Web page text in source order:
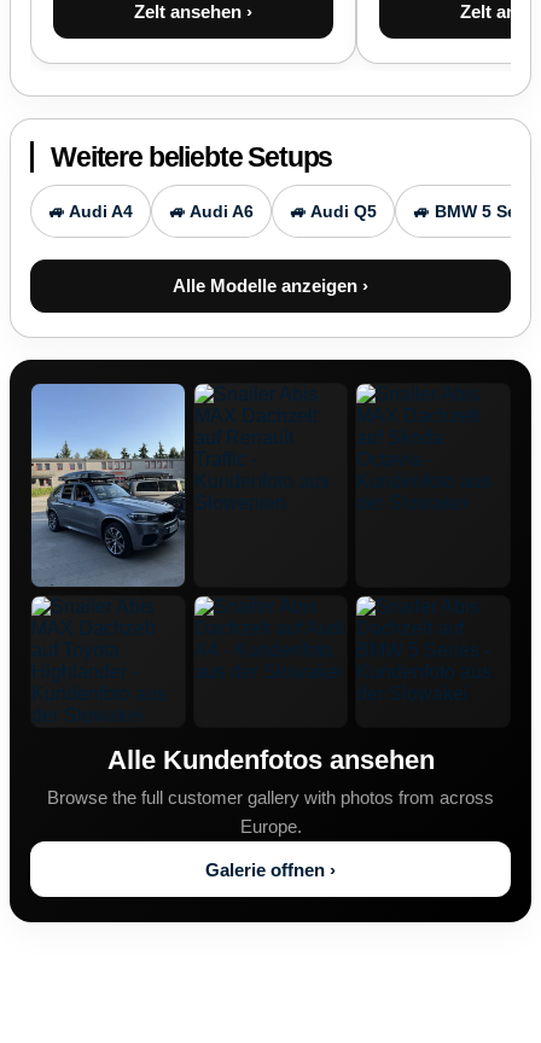
Zelt ansehen › Zelt
Weitere beliebte Setups
🚙 Audi A4 🚙 Audi A6 🚙 Audi Q5 🚙 BMW 5
Alle Modelle anzeigen ›
Alle Kundenfotos ansehen
Browse the full customer gallery with photos from across
Europe.
Galerie offnen ›